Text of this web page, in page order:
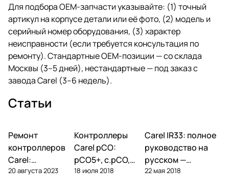
Для подбора OEM-запчасти указывайте: (1) точный
артикул на корпусе детали или её фото, (2) модель и
серийный номер оборудования, (3) характер
неисправности (если требуется консультация по
ремонту). Стандартные OEM-позиции — со склада
Москвы (3–5 дней), нестандартные — под заказ с
завода Carel (3–6 недель).
Статьи
Автоматика и
контроллеры
Ремонт
контроллеров
Carel:
диагностика
20 августа 2023
Автоматика и
контроллеры
Контроллеры
Carel pCO:
pCO5+, c.pCO,
pCO mini —
18 июля 2018
Автоматика и
контроллеры
Carel IR33: полное
руководство на
русском —
параметры,
22 мая 2018